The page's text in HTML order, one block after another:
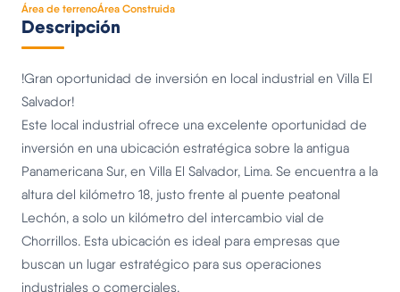
Área de terrenoÁrea Construida
Descripción
!Gran oportunidad de inversión en local industrial en Villa El
Salvador!
Este local industrial ofrece una excelente oportunidad de
inversión en una ubicación estratégica sobre la antigua
Panamericana Sur, en Villa El Salvador, Lima. Se encuentra a la
altura del kilómetro 18, justo frente al puente peatonal
Lechón, a solo un kilómetro del intercambio vial de
Chorrillos. Esta ubicación es ideal para empresas que
buscan un lugar estratégico para sus operaciones
industriales o comerciales.